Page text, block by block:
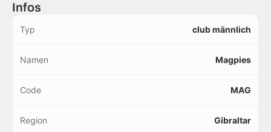
Infos
Typ club männlich
Namen Magpies
Code MAG
Region Gibraltar